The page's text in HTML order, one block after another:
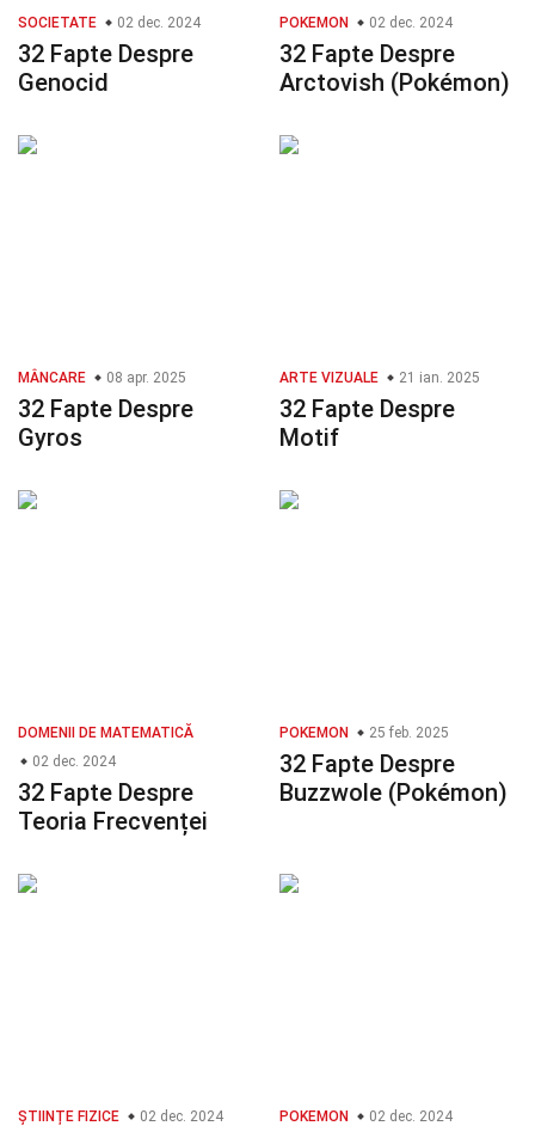
SOCIETATE 02 dec. 2024
32 Fapte Despre
Genocid
POKEMON 02 dec. 2024
32 Fapte Despre
Arctovish (Pokémon)
MÂNCARE 08 apr. 2025
32 Fapte Despre
Gyros
ARTE VIZUALE 21 ian. 2025
32 Fapte Despre
Motif
DOMENII DE MATEMATICĂ
02 dec. 2024
32 Fapte Despre
Teoria Frecvenței
POKEMON 25 feb. 2025
32 Fapte Despre
Buzzwole (Pokémon)
ȘTIINȚE FIZICE 02 dec. 2024 POKEMON 02 dec. 2024